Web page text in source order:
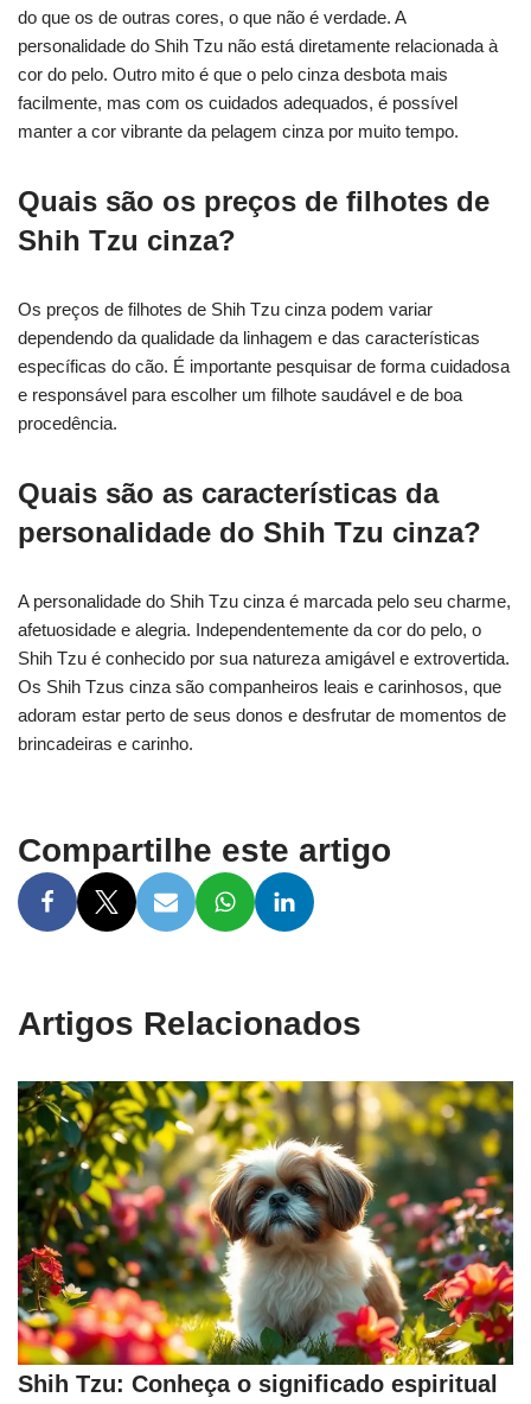
do que os de outras cores, o que não é verdade. A
personalidade do Shih Tzu não está diretamente relacionada à
cor do pelo. Outro mito é que o pelo cinza desbota mais
facilmente, mas com os cuidados adequados, é possível
manter a cor vibrante da pelagem cinza por muito tempo.
Quais são os preços de filhotes de
Shih Tzu cinza?
Os preços de filhotes de Shih Tzu cinza podem variar
dependendo da qualidade da linhagem e das características
específicas do cão. É importante pesquisar de forma cuidadosa
e responsável para escolher um filhote saudável e de boa
procedência.
Quais são as características da
personalidade do Shih Tzu cinza?
A personalidade do Shih Tzu cinza é marcada pelo seu charme,
afetuosidade e alegria. Independentemente da cor do pelo, o
Shih Tzu é conhecido por sua natureza amigável e extrovertida.
Os Shih Tzus cinza são companheiros leais e carinhosos, que
adoram estar perto de seus donos e desfrutar de momentos de
brincadeiras e carinho.
Compartilhe este artigo
Artigos Relacionados
Shih Tzu: Conheça o significado espiritual